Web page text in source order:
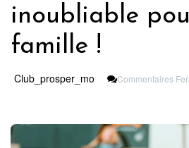
inoubliable
famille !
Club_prosper_mo Commentaires